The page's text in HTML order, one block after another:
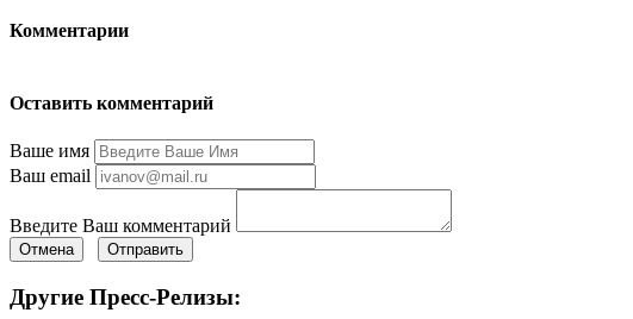
Комментарии
Оставить комментарий
Ваше имя
Ваш email
Введите Ваш комментарий
Отмена Отправить
Другие Пресс-Релизы: